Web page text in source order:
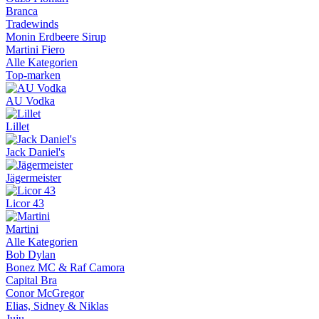
Branca
Tradewinds
Monin Erdbeere Sirup
Martini Fiero
Alle Kategorien
Top-marken
AU Vodka
Lillet
Jack Daniel's
Jägermeister
Licor 43
Martini
Alle Kategorien
Bob Dylan
Bonez MC & Raf Camora
Capital Bra
Conor McGregor
Elias, Sidney & Niklas